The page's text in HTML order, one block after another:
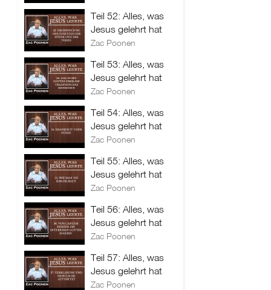
Teil 52: Alles, was
Jesus gelehrt hat
Zac Poonen
Teil 53: Alles, was
Jesus gelehrt hat
Zac Poonen
Teil 54: Alles, was
Jesus gelehrt hat
Zac Poonen
Teil 55: Alles, was
Jesus gelehrt hat
Zac Poonen
Teil 56: Alles, was
Jesus gelehrt hat
Zac Poonen
Teil 57: Alles, was
Jesus gelehrt hat
Zac Poonen